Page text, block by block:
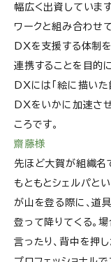
幅広く出資していま
ワークと組み合わせ
DXを支援する体制
連携することを目的
DXには「絵に描い
DXをいかに加速さ
ころです。
齋藤様
先ほど大賀が組織名
もともとシェルパと
が山を登る際に、道
登って降りてくる。
言ったり、背中を押